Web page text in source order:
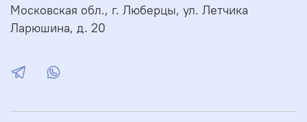
Московская обл., г. Люберцы, ул. Летчика
Ларюшина, д. 20